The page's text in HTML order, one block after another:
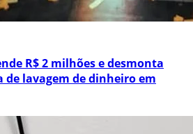
R$ 2 milhões e desmonta
de lavagem de dinheiro em